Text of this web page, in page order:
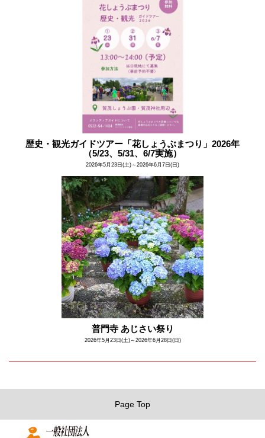
歴史・観光ガイドツアー「花しょうぶまつり」2026年
（5/23、5/31、6/7実施）
2026年5月23日(土)～2026年6月7日(日)
普門寺 あじさい祭り
2026年5月23日(土)～2026年6月28日(日)
Page Top